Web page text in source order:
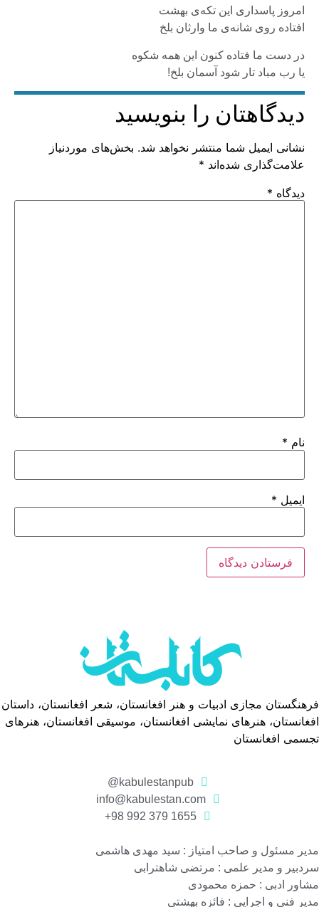
امروز پاسداری این تکه‌ی بهشت
افتاده روی شانه‌ی ما وارثان بلخ
در دست ما فتاده کنون این همه شکوه
یا رب مباد تار شود آسمان بلخ!
دیدگاهتان را بنویسید
نشانی ایمیل شما منتشر نخواهد شد. بخش‌های موردنیاز
علامت‌گذاری شده‌اند *
دیدگاه *
نام *
ایمیل *
فرهنگستان مجازی ادبیات و هنر افغانستان، شعر افغانستان، داستان
افغانستان، هنرهای نمایشی افغانستان، موسیقی افغانستان، هنرهای
تجسمی افغانستان
kabulestanpub@
info@kabulestan.com
1655 379 992 98+
مدیر مسئول و صاحب امتیاز : سید مهدی هاشمی
سردبیر و مدیر علمی : مرتضی شاهترابی
مشاور ادبی : حمزه محمودی
مدیر فنی و اجرایی : فائزه بهشتی